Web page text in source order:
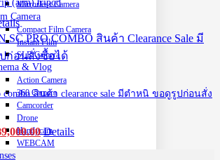
Mirrorless Camera
Camera
Compact Film Camera
Instant Film
SLR Camera
& Vlog
Action Camera
360 Camera
Camcorder
Drone
Handycam
WEBCAM
(arm) tripod
combo สินค้า clearance sale มีตำหนิ ขอดูรูปก่อนสั่ง
price
9,000.00Current
price
Details